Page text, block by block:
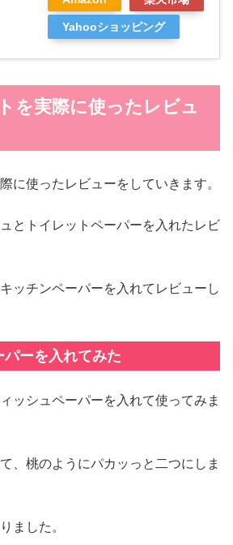
Yahooショッピング
を実際に使ったレビュ
に使ったレビューをしていきます。
とトイレットペーパーを入れたレビ
ッチンペーパーを入れてレビューし
ーを入れてみた
ッシュペーパーを入れて使ってみま
、桃のようにパカッっと二つにしま
ました。